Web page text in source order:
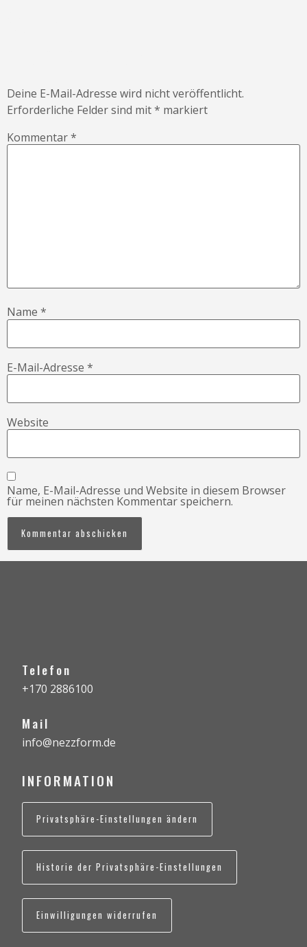
Deine E-Mail-Adresse wird nicht veröffentlicht.
Erforderliche Felder sind mit* markiert
Kommentar*
Name *
E-Mail-Adresse *
Website
Name, E-Mail-Adresse und Website in diesem Browser
für meinen nächsten Kommentar speichern.
Telefon
+170 2886100
Mail
info@nezzform.de
INFORMATION
Privatsphäre-Einstellungen ändern
Historie der Privatsphäre-Einstellungen
Einwilligungen widerrufen